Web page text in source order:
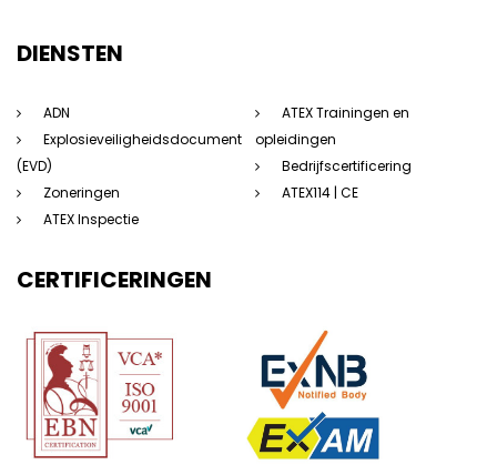
DIENSTEN
ADN
Explosieveiligheidsdocument
(EVD)
Zoneringen
ATEX Inspectie
ATEX Trainingen en
opleidingen
Bedrijfscertificering
ATEX114 | CE
CERTIFICERINGEN